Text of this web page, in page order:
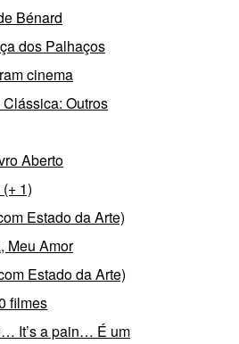
Bénard
dos Palhaços
cinema
Outros
Aberto
1)
Estado da Arte)
Meu Amor
Estado da Arte)
filmes
It’s a pain… É um